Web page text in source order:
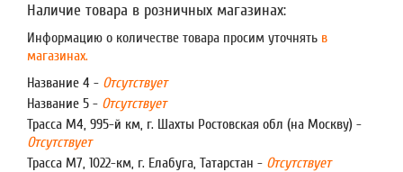
Наличие товара в розничных магазинах:
Информацию о количестве товара просим уточнять в
магазинах.
Название 4 - Отсутствует
Название 5 - Отсутствует
Трасса М4, 995-й км, г. Шахты Ростовская обл (на Москву) -
Отсутствует
Трасса М7, 1022-км, г. Елабуга, Татарстан - Отсутствует